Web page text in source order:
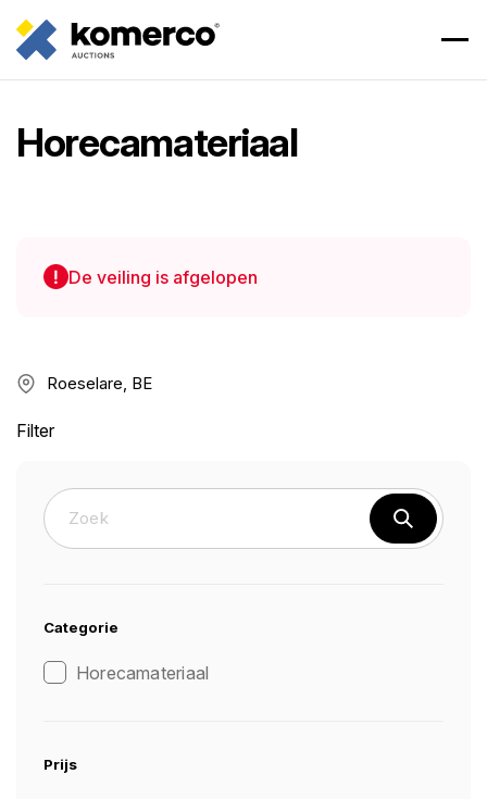
Horecamateriaal
De veiling is afgelopen
Roeselare, BE
Filter
Categorie
Horecamateriaal
Prijs